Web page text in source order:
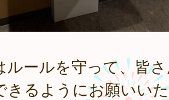
ルールを守って、皆
きるようにお願いい